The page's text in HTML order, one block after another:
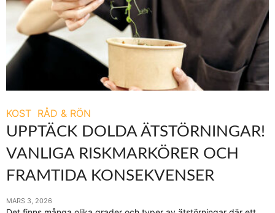
KOST RÅD & RÖN
UPPTÄCK DOLDA ÄTSTÖRNINGAR!
VANLIGA RISKMARKÖRER OCH
FRAMTIDA KONSEKVENSER
MARS 3, 2026